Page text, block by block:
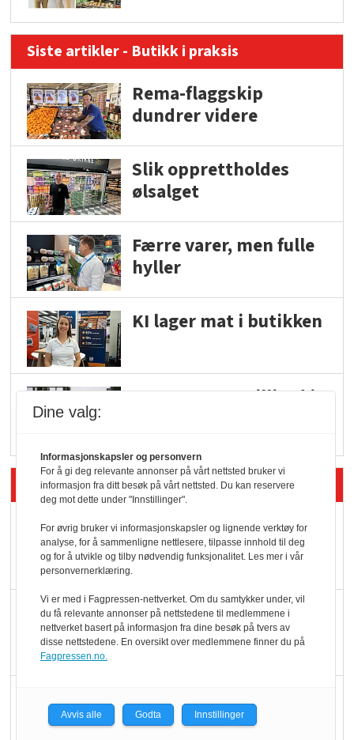
Siste artikler - Butikk i praksis
Rema-flaggskip
dundrer videre
Slik opprettholdes
ølsalget
Færre varer, men fulle
hyller
KI lager mat i butikken
Q passerte 1 milliard i
Siste artikler - Økologisk
Kolonihagens norske
yoghurt: Trues av
melkemangel
Marit Kolby vant
Økologisk Norge sin
Blir enklere å velge
økologisk i butikkhylla
Dine valg:
Informasjonskapsler og personvern
For å gi deg relevante annonser på vårt nettsted bruker vi
informasjon fra ditt besøk på vårt nettsted. Du kan reservere
deg mot dette under "Innstillinger".
For øvrig bruker vi informasjonskapsler og lignende verktøy for
analyse, for å sammenligne nettlesere, tilpasse innhold til deg
og for å utvikle og tilby nødvendig funksjonalitet. Les mer i vår
personvernerklæring.
Vi er med i Fagpressen-nettverket. Om du samtykker under, vil
du få relevante annonser på nettstedene til medlemmene i
nettverket basert på informasjon fra dine besøk på tvers av
disse nettstedene. En oversikt over medlemmene finner du på
Fagpressen.no.
Avvis alle Godta Innstillinger